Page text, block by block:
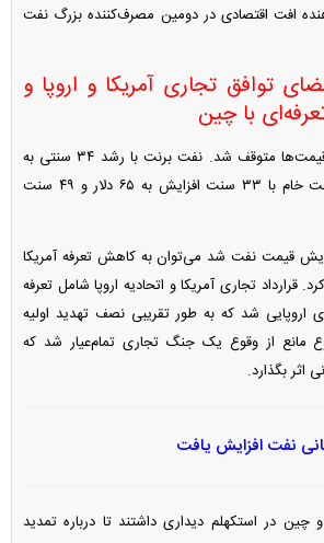
افت اقتصادی در دومین مصرف‌کننده بزرگ نفت
توافق تجاری آمریکا و اروپا و
با چین
روز دوشنبه، روند نزولی قیمت‌ها متوقف شد. نفت برنت با رشد ۳۴ سنتی به
۶۸ دلار و ۷۸ سنت، و نفت خام با ۳۳ سنت افزایش به ۶۵ دلار و ۴۹ سنت
قیمت نفت شد می‌توان به کاهش تعرفه آمریکا
قرارداد تجاری آمریکا و اتحادیه اروپا شامل تعرفه
اروپایی شد که به طور تقریبی نصف تهدید اولیه
از وقوع یک جنگ تجاری تمام‌عیار شد که
اثر بگذارد.
نفت افزایش یافت
چین در استکهلم دیداری داشتند تا درباره تمدید